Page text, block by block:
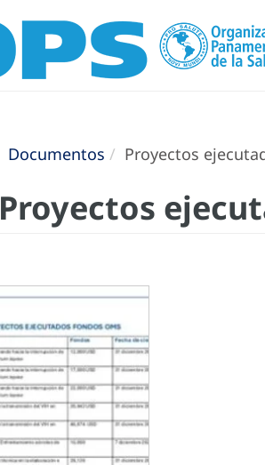
Documentos Proyectos
Proyectos